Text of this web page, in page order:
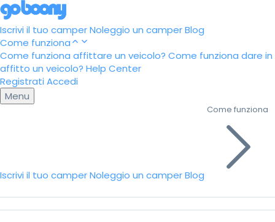
Iscrivi il tuo camperNoleggio un camperBlog
Come funziona
Come funziona affittare un veicolo? Come funziona dare in
affitto un veicolo? Help Center
Registrati Accedi
Menu
Iscrivi il tuo camperNoleggio un camperBlog
Come funziona